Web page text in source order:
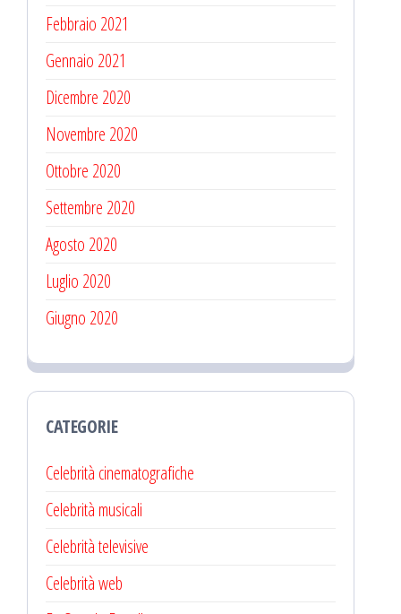
Febbraio 2021
Gennaio 2021
Dicembre 2020
Novembre 2020
Ottobre 2020
Settembre 2020
Agosto 2020
Luglio 2020
Giugno 2020
CATEGORIE
Celebrità cinematografiche
Celebrità musicali
Celebrità televisive
Celebrità web